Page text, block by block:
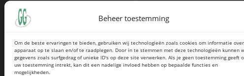
Beheer toestemming
Om de beste ervaringen te bieden, gebruiken wij technologieën zoals cookies om informatie
apparaat op te slaan en/of te raadplegen. Door in te stemmen met deze technologieën kunnen
gegevens zoals surfgedrag of unieke ID's op deze site verwerken. Als je geen toestemming geeft
uw toestemming intrekt, kan dit een nadelige invloed hebben op bepaalde functies en
mogelijkheden.